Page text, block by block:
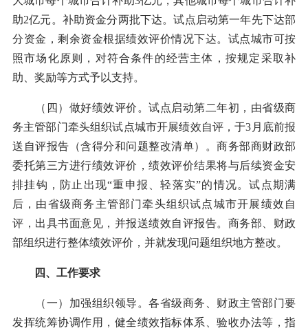
助2亿元。补助资金分两批下达。试点启动第一年先下达部
分资金，剩余资金根据绩效评价情况下达。试点城市可按
照市场化原则，对符合条件的经营主体，按规定采取补
助、奖励等方式予以支持。
（四）做好绩效评价。试点启动第二年初，由省级商
务主管部门牵头组织试点城市开展绩效自评，于3月底前报
送自评报告（含得分和问题整改清单）。商务部商财政部
委托第三方进行绩效评价，绩效评价结果将与后续资金安
排挂钩，防止出现“重申报、轻落实”的情况。试点期满
后，由省级商务主管部门牵头组织试点城市开展绩效自
评，出具书面意见，并报送绩效自评报告。商务部、财政
部组织进行整体绩效评价，并就发现问题组织地方整改。
四、工作要求
（一）加强组织领导。各省级商务、财政主管部门要
发挥统筹协调作用，健全绩效指标体系、验收办法等，指